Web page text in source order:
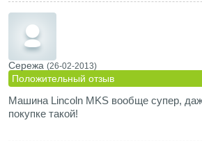
Сережа (26-02-2013)
Положительный отзыв
Машина Lincoln MKS вообще супер,
покупке такой!